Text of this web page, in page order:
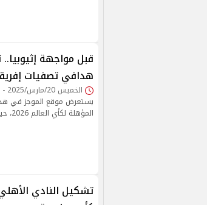
قبل مواجهة
هدافي تصفيات
الخميس 20/مارس/2025 - 03:33 ص
يستعرض موقع الموجز في هذا
المؤهلة لكأي العالم 2026، حيث يشهد تصدر ثنائي المنتخب المصري
تشكيل النادي